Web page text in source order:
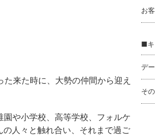
来た時に、大勢の仲間から迎え
園や小学校、高等学校、フォルケ
人々と触れ合い、それまで過ご
お
■キ
デ
そ